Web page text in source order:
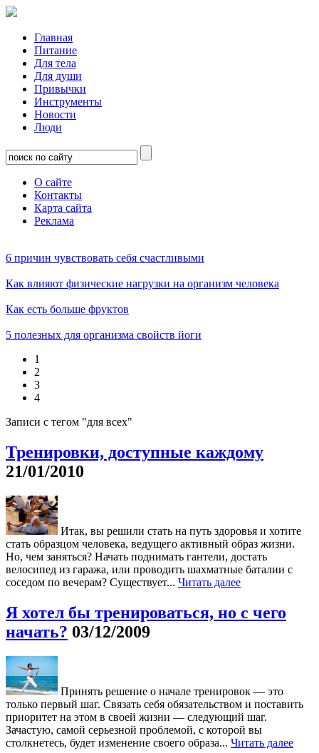
Главная
Питание
Для тела
Для души
Привычки
Инструменты
Новости
Люди
О сайте
Контакты
Карта сайта
Реклама
6 причин чувствовать себя счастливыми
Как влияют физические нагрузки на организм человека
Как есть больше фруктов
5 полезных для организма свойств йоги
1
2
3
4
Записи с тегом "для всех"
Тренировки, доступные каждому
21/01/2010
Итак, вы решили стать на путь здоровья и хотите
стать образцом человека, ведущего активный образ жизни.
Но, чем заняться? Начать поднимать гантели, достать
велосипед из гаража, или проводить шахматные баталии с
соседом по вечерам? Существует... Читать далее
Я хотел бы тренироваться, но с чего
начать? 03/12/2009
Принять решение о начале тренировок — это
только первый шаг. Связать себя обязательством и поставить
приоритет на этом в своей жизни — следующий шаг.
Зачастую, самой серьезной проблемой, с которой вы
столкнетесь, будет изменение своего образа... Читать далее